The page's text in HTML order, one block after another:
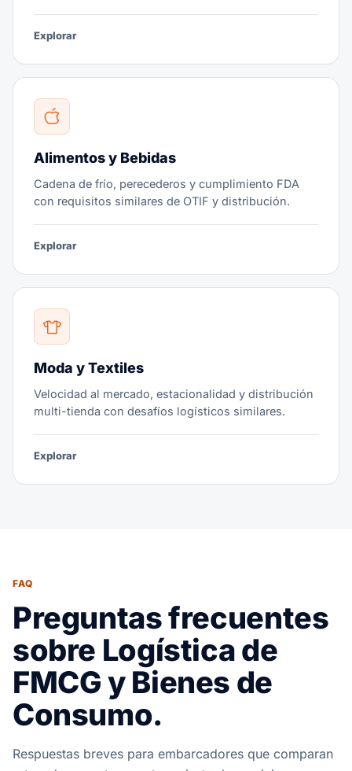
Explorar
Alimentos y Bebidas
Cadena de frío, perecederos y cumplimiento FDA
con requisitos similares de OTIF y distribución.
Explorar
Moda y Textiles
Velocidad al mercado, estacionalidad y distribución
multi-tienda con desafíos logísticos similares.
Explorar
FAQ
Preguntas frecuentes
sobre Logística de
FMCG y Bienes de
Consumo.
Respuestas breves para embarcadores que comparan